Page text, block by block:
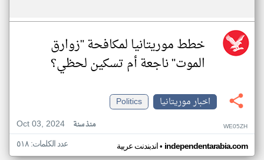
خطط موريتانيا لمكافحة "زوارق
الموت" ناجعة أم تسكين لحظي؟
اخبار موريتانيا
Politics
Oct 03, 2024
منذ سنة WE05ZH
اندبندنت عربية• independentarabia.com عدد الكلمات: ٥١٨